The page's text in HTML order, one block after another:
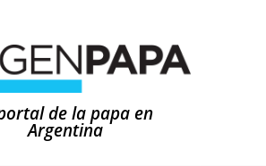
de la papa en
Argentina